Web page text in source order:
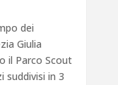
dei
Giulia
il Parco Scout
suddivisi in 3